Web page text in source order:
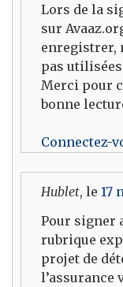
Lors de la
sur
enregistrer,
pas
Merci pour
bonne
Connectez-
Hublet, le 17
Pour signer
rubrique
projet de
l’assurance